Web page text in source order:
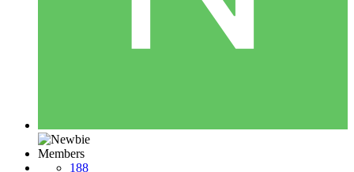
Members
188